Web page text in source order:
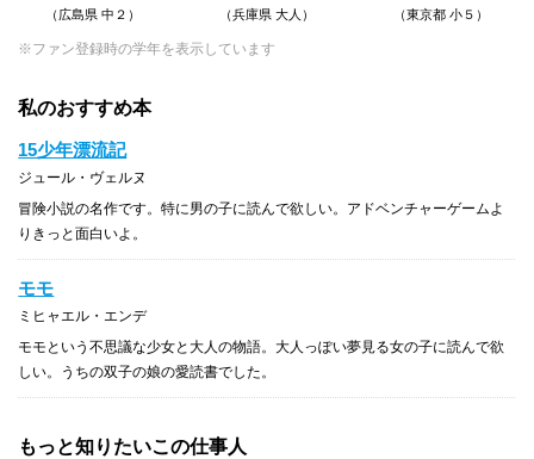
（広島県 中２）
（兵庫県 大人）
（東京都 小５）
※ファン登録時の学年を表示しています
私のおすすめ本
15少年漂流記
ジュール・ヴェルヌ
冒険小説の名作です。特に男の子に読んで欲しい。アドベンチャーゲームよ
りきっと面白いよ。
モモ
ミヒャエル・エンデ
モモという不思議な少女と大人の物語。大人っぽい夢見る女の子に読んで欲
しい。うちの双子の娘の愛読書でした。
もっと知りたいこの仕事人